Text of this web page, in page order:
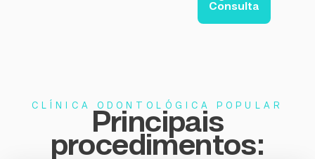
Consulta
CLÍNICA ODONTOLÓGICA POPULAR
Principais
procedimentos: